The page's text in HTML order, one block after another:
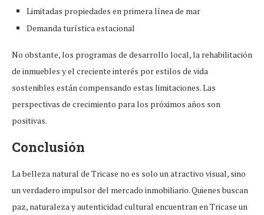
Limitadas propiedades en primera línea de mar
Demanda turística estacional
No obstante, los programas de desarrollo local, la rehabilitación
de inmuebles y el creciente interés por estilos de vida
sostenibles están compensando estas limitaciones. Las
perspectivas de crecimiento para los próximos años son
positivas.
Conclusión
La belleza natural de Tricase no es solo un atractivo visual, sino
un verdadero impulsor del mercado inmobiliario. Quienes buscan
paz, naturaleza y autenticidad cultural encuentran en Tricase un